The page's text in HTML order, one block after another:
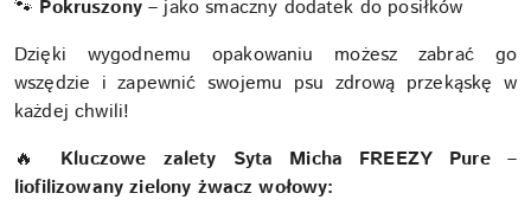
🐾 Pokruszony – jako smaczny dodatek do posiłków
Dzięki wygodnemu opakowaniu możesz zabrać go
wszędzie i zapewnić swojemu psu zdrową przekąskę w
każdej chwili!
🔥
Kluczowe zalety Syta Micha FREEZY Pure –
liofilizowany zielony żwacz wołowy: